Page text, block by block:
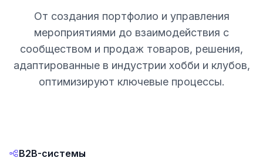
От создания портфолио и управления
мероприятиями до взаимодействия с
сообществом и продаж товаров, решения,
адаптированные в индустрии хобби и клубов,
оптимизируют ключевые процессы.
B2B-системы